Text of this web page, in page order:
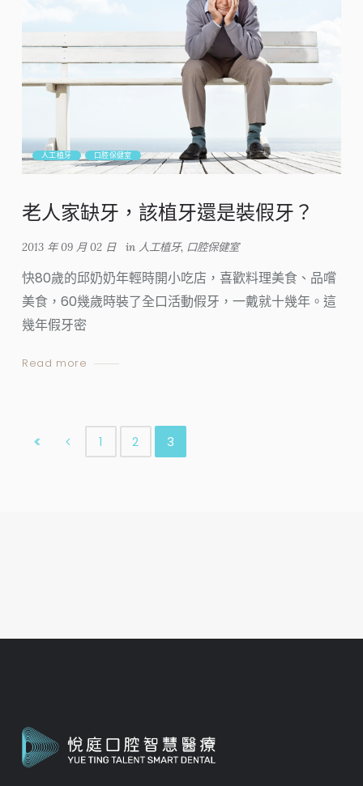
人工植牙 口腔保健室
老人家缺牙，該植牙還是裝假牙？
2013 年 09 月 02 日 in 人工植牙, 口腔保健室
快80歲的邱奶奶年輕時開小吃店，喜歡料理美食、品嚐
美食，60幾歲時裝了全口活動假牙，一戴就十幾年。這
幾年假牙密
Read more
1 2 3